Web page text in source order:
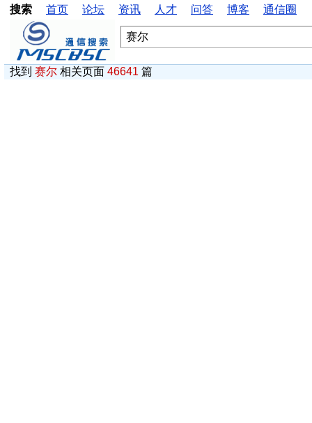
搜索 首页 论坛 资讯 人才 问答 博客 通信圈
找到 赛尔 相关页面 46641 篇